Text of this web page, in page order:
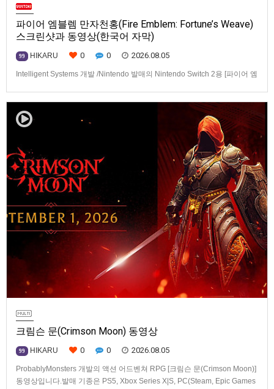
파이어 엠블렘 만자천홍(Fire Emblem: Fortune’s Weave)
스크린샷과 동영상(한국어 자막)
99 HIKARU 0 0 2026.08.05
Intelligent Systems 개발 /Nintendo 발매의 Nintendo Switch 2용 [파이어 엠
크림슨 문(Crimson Moon) 동영상
99 HIKARU 0 0 2026.08.05
ProbablyMonsters 개발의 액션 어드벤쳐 RPG [크림슨 문(Crimson Moon)]
동영상입니다.발매 기종은 PS5, Xbox Series X|S, PC(Steam, Epic Games